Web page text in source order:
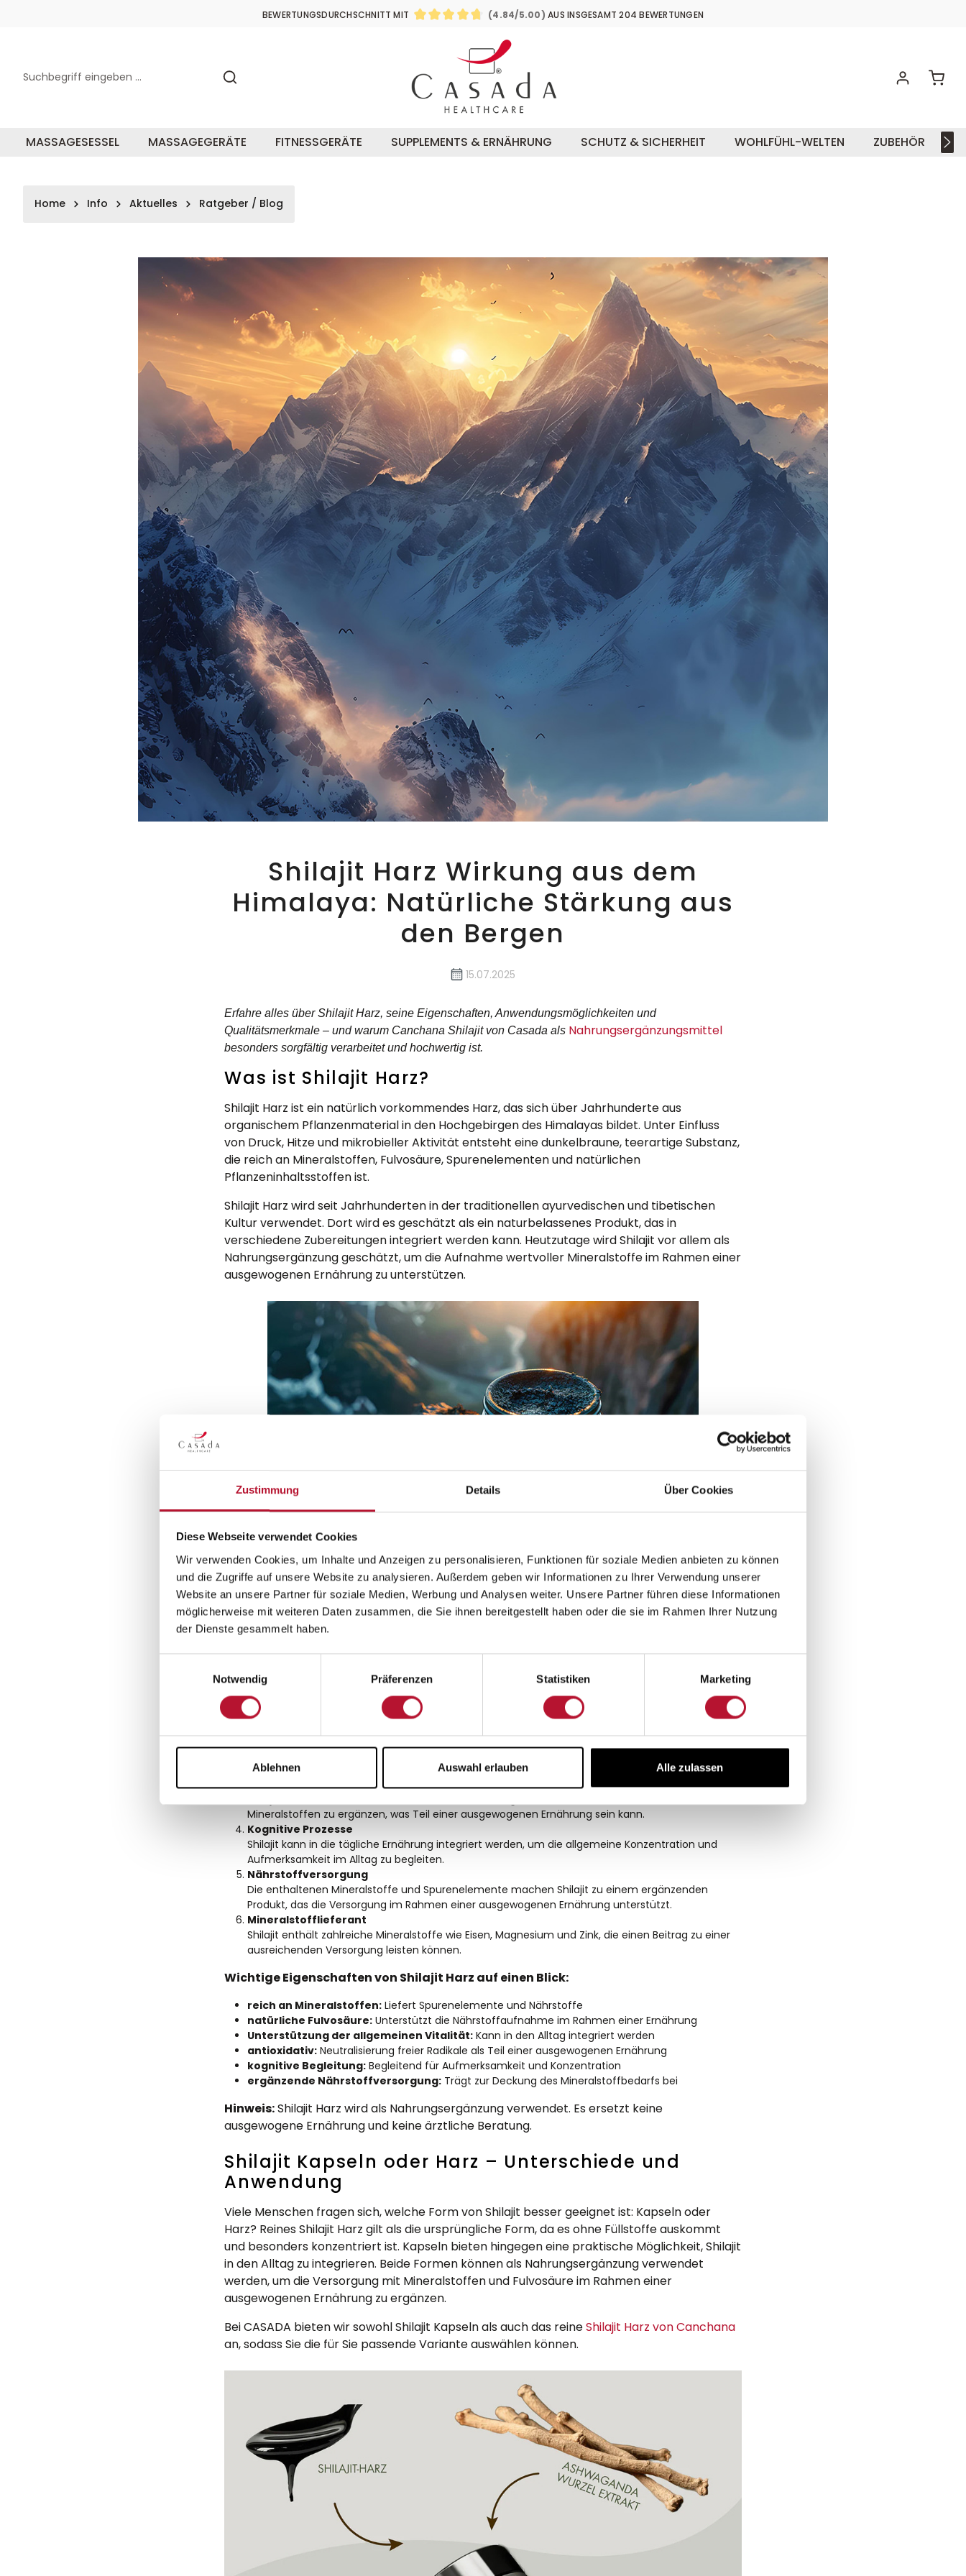
Zustimmung Details Über Cookies
Diese Webseite verwendet Cookies
Wir verwenden Cookies, um Inhalte und Anzeigen zu personalisieren, Funktionen für soziale Medien anbieten zu können
und die Zugriffe auf unsere Website zu analysieren. Außerdem geben wir Informationen zu Ihrer Verwendung unserer
Website an unsere Partner für soziale Medien, Werbung und Analysen weiter. Unsere Partner führen diese Informationen
möglicherweise mit weiteren Daten zusammen, die Sie ihnen bereitgestellt haben oder die sie im Rahmen Ihrer Nutzung
der Dienste gesammelt haben.
Notwendig
Präferenzen Statistiken Marketing
Ablehnen Auswahl erlauben Alle zulassen
Hauptinhalt
Footer
BEWERTUNGSDURCHSCHNITT MIT (4.84/5.00) AUS INSGESAMT 204 BEWERTUNGEN
MASSAGESESSEL MASSAGEGERÄTE FITNESSGERÄTE SUPPLEMENTS & ERNÄHRUNG SCHUTZ & SICHERHEIT WOHLFÜHL-WELTEN ZUBEHÖR
Home Info Aktuelles Ratgeber / Blog
Shilajit Harz Wirkung aus dem
Himalaya: Natürliche Stärkung aus
den Bergen
15.07.2025
Erfahre alles über Shilajit Harz, seine Eigenschaften, Anwendungsmöglichkeiten und
Qualitätsmerkmale – und warum Canchana Shilajit von Casada als Nahrungsergänzungsmittel
besonders sorgfältig verarbeitet und hochwertig ist.
Was ist Shilajit Harz?
Shilajit Harz ist ein natürlich vorkommendes Harz, das sich über Jahrhunderte aus
organischem Pflanzenmaterial in den Hochgebirgen des Himalayas bildet. Unter Einfluss
von Druck, Hitze und mikrobieller Aktivität entsteht eine dunkelbraune, teerartige Substanz,
die reich an Mineralstoffen, Fulvosäure, Spurenelementen und natürlichen
Pflanzeninhaltsstoffen ist.
Shilajit Harz wird seit Jahrhunderten in der traditionellen ayurvedischen und tibetischen
Kultur verwendet. Dort wird es geschätzt als ein naturbelassenes Produkt, das in
verschiedene Zubereitungen integriert werden kann. Heutzutage wird Shilajit vor allem als
Nahrungsergänzung geschätzt, um die Aufnahme wertvoller Mineralstoffe im Rahmen einer
ausgewogenen Ernährung zu unterstützen.
Shilajit Harz: Eigenschaften und Anwendung
Shilajit Harz ist ein naturbelassenes Harz aus den Hochgebirgen des Himalayas. Es enthält
unter anderem Fulvosäure, Mineralstoffe und Spurenelemente. Diese Inhaltsstoffe werden
in Nahrungsergänzungen geschätzt, um die Nährstoffaufnahme im Rahmen einer
ausgewogenen Ernährung zu unterstützen.
Vitalität im Alltag
Shilajit kann als Bestandteil einer ausgewogenen Ernährung verwendet werden, um den Körper bei
körperlicher und geistiger Aktivität zu begleiten.
Antioxidative Eigenschaften
Fulvosäure und andere Inhaltsstoffe tragen zur Neutralisierung freier Radikale bei, was Teil einer
bewussten Ernährung für eine ausgewogene Versorgung ist.
Unterstützung des Immunsystems
Mineralstoffen zu ergänzen, was Teil einer ausgewogenen Ernährung sein kann.
Kognitive Prozesse
Shilajit kann in die tägliche Ernährung integriert werden, um die allgemeine Konzentration und
Aufmerksamkeit im Alltag zu begleiten.
Nährstoffversorgung
Die enthaltenen Mineralstoffe und Spurenelemente machen Shilajit zu einem ergänzenden
Produkt, das die Versorgung im Rahmen einer ausgewogenen Ernährung unterstützt.
Mineralstofflieferant
Shilajit enthält zahlreiche Mineralstoffe wie Eisen, Magnesium und Zink, die einen Beitrag zu einer
ausreichenden Versorgung leisten können.
Wichtige Eigenschaften von Shilajit Harz auf einen Blick:
reich an Mineralstoffen: Liefert Spurenelemente und Nährstoffe
natürliche Fulvosäure: Unterstützt die Nährstoffaufnahme im Rahmen einer Ernährung
Unterstützung der allgemeinen Vitalität: Kann in den Alltag integriert werden
antioxidativ: Neutralisierung freier Radikale als Teil einer ausgewogenen Ernährung
kognitive Begleitung: Begleitend für Aufmerksamkeit und Konzentration
ergänzende Nährstoffversorgung: Trägt zur Deckung des Mineralstoffbedarfs bei
Hinweis:Shilajit Harz wird als Nahrungsergänzung verwendet. Es ersetzt keine
ausgewogene Ernährung und keine ärztliche Beratung.
Shilajit Kapseln oder Harz – Unterschiede und
Anwendung
Viele Menschen fragen sich, welche Form von Shilajit besser geeignet ist: Kapseln oder
Harz? Reines Shilajit Harz gilt als die ursprüngliche Form, da es ohne Füllstoffe auskommt
und besonders konzentriert ist. Kapseln bieten hingegen eine praktische Möglichkeit, Shilajit
in den Alltag zu integrieren. Beide Formen können als Nahrungsergänzung verwendet
werden, um die Versorgung mit Mineralstoffen und Fulvosäure im Rahmen einer
ausgewogenen Ernährung zu ergänzen.
Bei CASADA bieten wir sowohl Shilajit Kapseln als auch das reineShilajit Harz von Canchana
an, sodass Sie die für Sie passende Variante auswählen können.